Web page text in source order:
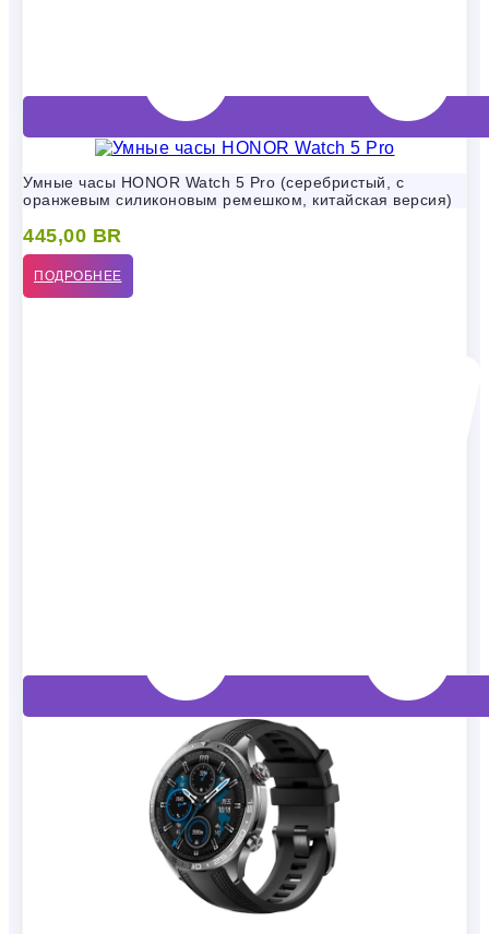
Умные часы HONOR Watch 5 Pro (серебристый, с
оранжевым силиконовым ремешком, китайская версия)
445,00 BR
ПОДРОБНЕЕ